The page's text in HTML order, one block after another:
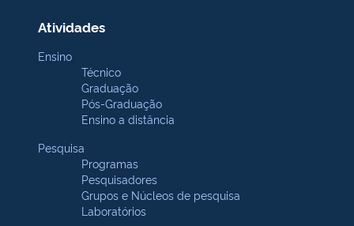
Atividades
Ensino
Técnico
Graduação
Pós-Graduação
Ensino a distância
Pesquisa
Programas
Pesquisadores
Grupos e Núcleos de pesquisa
Laboratórios